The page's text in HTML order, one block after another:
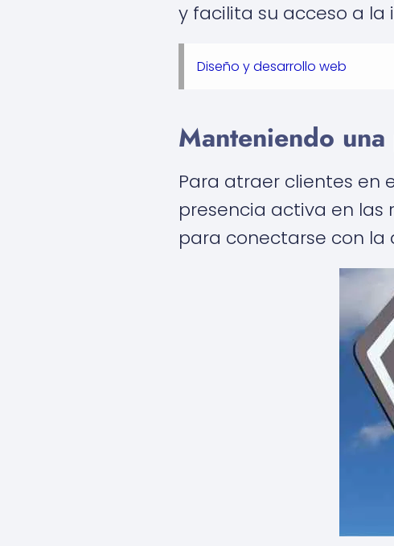
y facilita su acceso a
Diseño y desarrollo web
Manteniendo
Para atraer clientes en
presencia activa en las
para conectarse con la